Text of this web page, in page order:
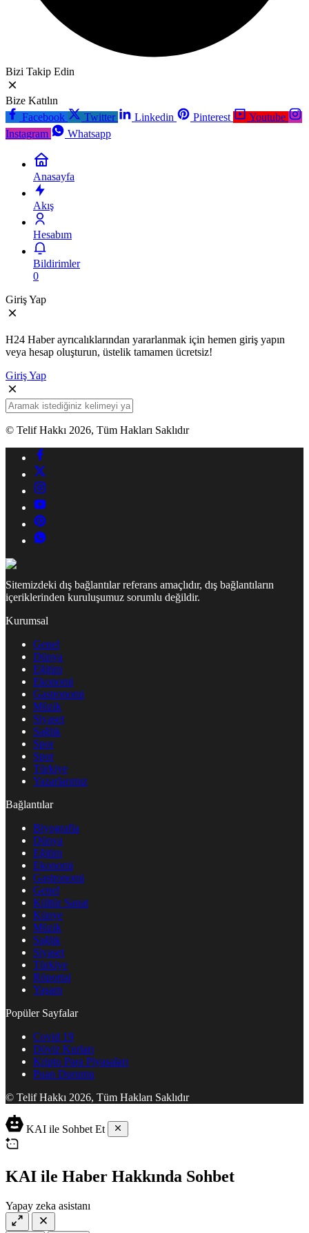
Bizi Takip Edin
Bize Katılın
Facebook
Twitter Linkedin Pinterest
Youtube
Instagram
Whatsapp
Anasayfa
Akış
Hesabım
Bildirimler
0
Giriş Yap
H24 Haber ayrıcalıklarından yararlanmak için hemen giriş yapın
veya hesap oluşturun, üstelik tamamen ücretsiz!
Giriş Yap
© Telif Hakkı 2026, Tüm Hakları Saklıdır
Sitemizdeki dış bağlantılar referans amaçlıdır, dış bağlantıların
içeriklerinden kuruluşumuz sorumlu değildir.
Kurumsal
Genel
Dünya
Eğitim
Ekonomi
Gastronomi
Müzik
Siyaset
Sağlık
Spor
Spor
Türkiye
Yazarlarımız
Bağlantılar
Biyografia
Dünya
Eğitim
Ekonomi
Gastronomi
Genel
Kültür Sanat
Künye
Müzik
Sağlık
Siyaset
Türkiye
Röportaj
Yaşam
Popüler Sayfalar
Covid 19
Döviz Kurları
Kripto Para Piyasaları
Puan Durumu
© Telif Hakkı 2026, Tüm Hakları Saklıdır
KAI ile Sohbet Et
KAI ile Haber Hakkında Sohbet
Yapay zeka asistanı